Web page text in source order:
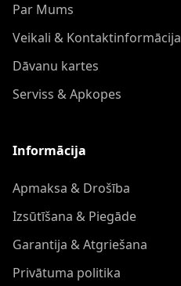
Par Mums
Veikali & Kontaktinformācija
Dāvanu kartes
Serviss & Apkopes
Informācija
Apmaksa & Drošība
Izsūtīšana & Piegāde
Garantija & Atgriešana
Privātuma politika